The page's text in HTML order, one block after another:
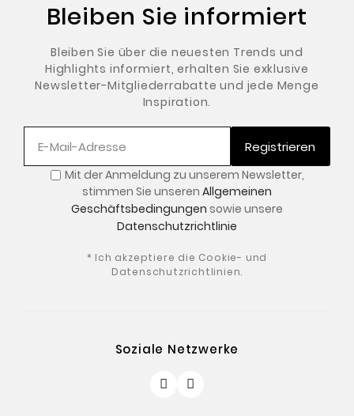
Bleiben Sie informiert
Bleiben Sie über die neuesten Trends und
Highlights informiert, erhalten Sie exklusive
Newsletter-Mitgliederrabatte und jede Menge
Inspiration.
Registrieren
Mit der Anmeldung zu unserem Newsletter,
stimmen Sie unseren Allgemeinen
Geschäftsbedingungen sowie unsere
Datenschutzrichtlinie
* Ich akzeptiere die Cookie- und
Datenschutzrichtlinien.
Soziale Netzwerke